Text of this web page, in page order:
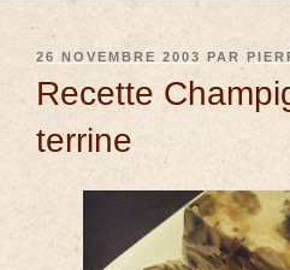
26 NOVEMBRE 2003 PAR
Recette
terrine